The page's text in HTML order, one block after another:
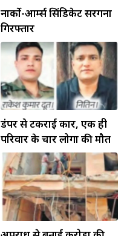
नार्को-आर्म्स सिंडिकेट सरगना
गिरफ्तार
डंपर से टकराई कार, एक ही
परिवार के चार लोगों की मौत